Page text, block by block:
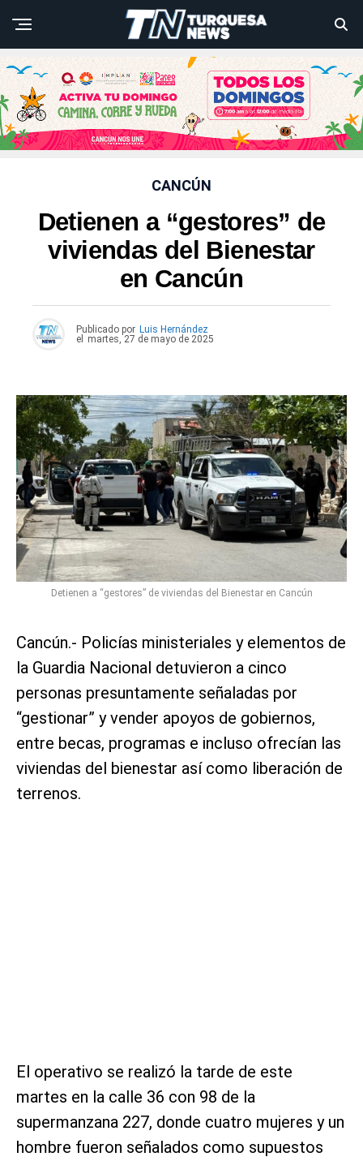
CANCÚN
Detienen a “gestores” de
viviendas del Bienestar
en Cancún
Publicado por Luis Hernández
el
martes, 27 de mayo de 2025
Detienen a “gestores” de viviendas del Bienestar en Cancún
Cancún.- Policías ministeriales y elementos de
la Guardia Nacional detuvieron a cinco
personas presuntamente señaladas por
“gestionar” y vender apoyos de gobiernos,
entre becas, programas e incluso ofrecían las
viviendas del bienestar así como liberación de
terrenos.
El operativo se realizó la tarde de este
martes en la calle 36 con 98 de la
supermanzana 227, donde cuatro mujeres y un
hombre fueron señalados como supuestos